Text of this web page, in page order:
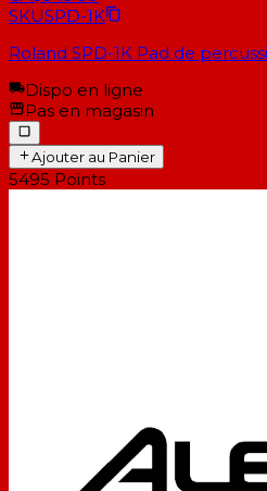
SKUSPD-1K
Roland SPD-1K Pad de
Dispo en ligne
Pas en magasin
Ajouter au Panier
5495 Points